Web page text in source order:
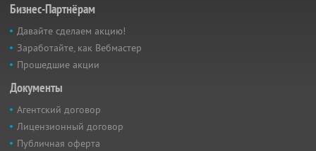
Бизнес-Партнёрам
Давайте сделаем акцию!
Заработайте, как Вебмастер
Прошедшие акции
Документы
Агентский договор
Лицензионный договор
Публичная оферта